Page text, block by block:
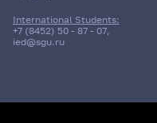
International Students:
+7 (8452) 50 - 87 - 07,
ied@sgu.ru